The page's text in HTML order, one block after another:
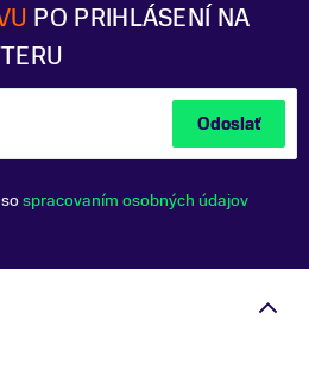
PO PRIHLÁSENÍ NA
Odoslať
spracovaním osobných údajov